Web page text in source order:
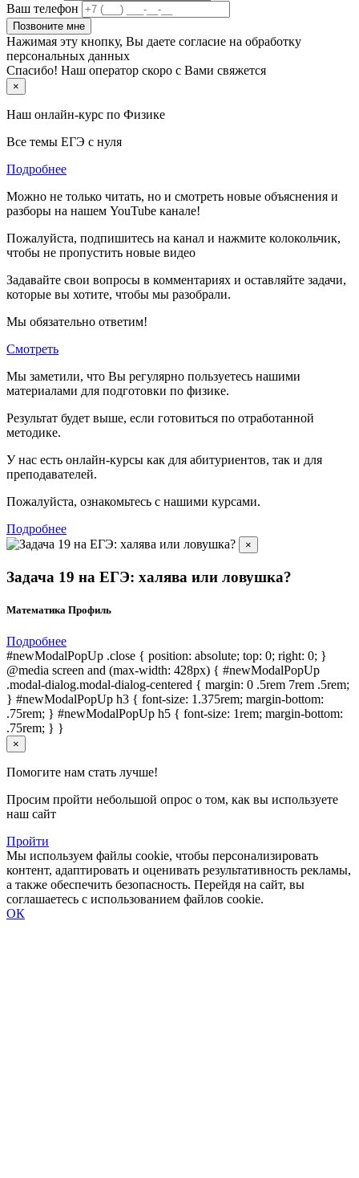
Ваш телефон
Позвоните мне
Нажимая эту кнопку, Вы даете согласие на обработку
персональных данных
Спасибо! Наш оператор скоро с Вами свяжется
×
Наш онлайн-курс по Физике
Все темы ЕГЭ с нуля
Подробнее
Можно не только читать, но и смотреть новые объяснения и
разборы на нашем YouTube канале!
Пожалуйста, подпишитесь на канал и нажмите колокольчик,
чтобы не пропустить новые видео
Задавайте свои вопросы в комментариях и оставляйте задачи,
которые вы хотите, чтобы мы разобрали.
Мы обязательно ответим!
Смотреть
Мы заметили, что Вы регулярно пользуетесь нашими
материалами для подготовки по физике.
Результат будет выше, если готовиться по отработанной
методике.
У нас есть онлайн-курсы как для абитуриентов, так и для
преподавателей.
Пожалуйста, ознакомьтесь с нашими курсами.
Подробнее
×
Задача 19 на ЕГЭ: халява или ловушка?
Математика Профиль
Подробнее
#newModalPopUp .close { position: absolute; top: 0; right: 0; }
@media screen and (max-width: 428px) { #newModalPopUp
.modal-dialog.modal-dialog-centered { margin: 0 .5rem 7rem .5rem;
} #newModalPopUp h3 { font-size: 1.375rem; margin-bottom:
.75rem; } #newModalPopUp h5 { font-size: 1rem; margin-bottom:
.75rem; } }
×
Помогите нам стать лучше!
Просим пройти небольшой опрос о том, как вы используете
наш сайт
Пройти
Мы используем файлы cookie, чтобы персонализировать
контент, адаптировать и оценивать результативность рекламы,
а также обеспечить безопасность. Перейдя на сайт, вы
соглашаетесь с использованием файлов cookie.
ОК